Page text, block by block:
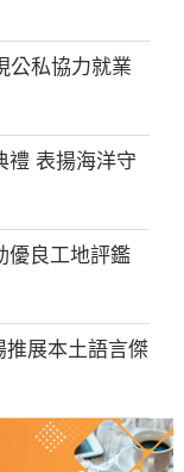
私協力就業
禮 表揚海洋守
良工地評鑑
推展本土語言傑